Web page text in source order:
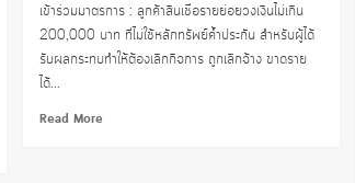
เข้าร่วมมาตรการ : ลูกค้าสินเชื่อรายย่อยวงเงินไม่เกิน
200,000 บาท ที่ไม่ใช้หลักทรัพย์ค้ำประกัน สำหรับผู้ได้
รับผลกระทบทำให้ต้องเลิกกิจการ ถูกเลิกจ้าง ขาดราย
ได้...
Read MoreRead